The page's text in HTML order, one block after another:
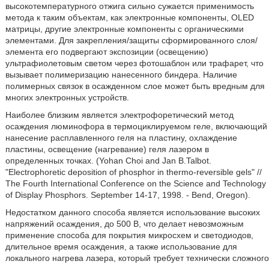
высокотемпературного отжига сильно сужается применимость
метода к таким объектам, как электронные компоненты, OLED
матрицы, другие электронные компоненты с органическими
элементами. Для закрепления/защиты сформированного слоя/
элемента его подвергают экспозиции (освещению)
ультрафиолетовым светом через фотошаблон или трафарет, что
вызывает полимеризацию нанесенного биндера. Наличие
полимерных связок в осажденном слое может быть вредным для
многих электронных устройств.
Наиболее близким является электрофоретический метод
осаждения люминофора в термоциклируемом геле, включающий
нанесение расплавленного геля на пластину, охлаждение
пластины, освещение (нагревание) геля лазером в
определенных точках. (Yohan Choi and Jan B.Talbot.
"Electrophoretic deposition of phosphor in thermo-reversible gels" //
The Fourth International Conference on the Science and Technology
of Display Phosphors. September 14-17, 1998. - Bend, Oregon).
Недостатком данного способа является использование высоких
напряжений осаждения, до 500 В, что делает невозможным
применение способа для покрытия микросхем и светодиодов,
длительное время осаждения, а также использование для
локального нагрева лазера, который требует технически сложного